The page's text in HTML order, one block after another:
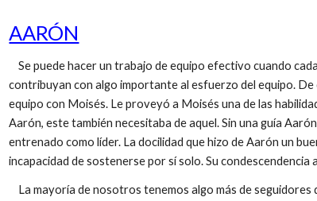
AARÓN
Se puede hacer un trabajo de equipo efectivo cuando
contribuyan con algo importante al esfuerzo del equipo.
equipo con Moisés. Le proveyó a Moisés una de las
Aarón, este también necesitaba de aquel. Sin una guía
entrenado como líder. La docilidad que hizo de Aarón un
incapacidad de sostenerse por sí solo. Su
La mayoría de nosotros tenemos algo más de seguidores